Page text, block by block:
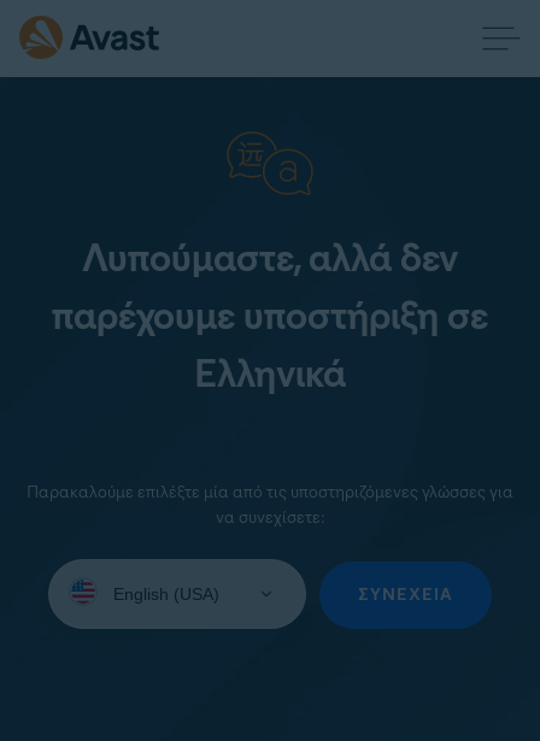
Λυπούμαστε, αλλά δεν
παρέχουμε υποστήριξη σε
Ελληνικά
Παρακαλούμε επιλέξτε μία από τις υποστηριζόμενες γλώσσες για
να συνεχίσετε:
your
ΣΥΝΈΧΕΙΑ